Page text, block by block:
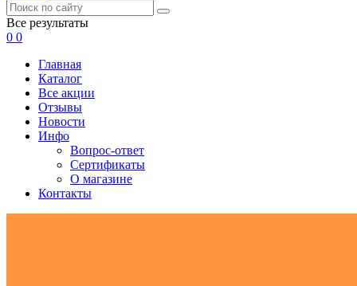
Все результаты
0 0
Главная
Каталог
Все акции
Отзывы
Новости
Инфо
Вопрос-ответ
Сертификаты
О магазине
Контакты